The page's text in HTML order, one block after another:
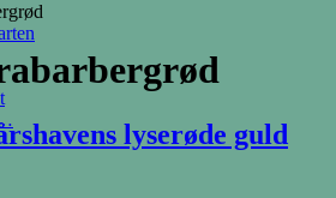
lyserøde guld